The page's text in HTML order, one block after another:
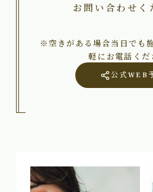
お問い合わせく
※空きがある場合当日でも
軽にお電話くだ
公式WEB